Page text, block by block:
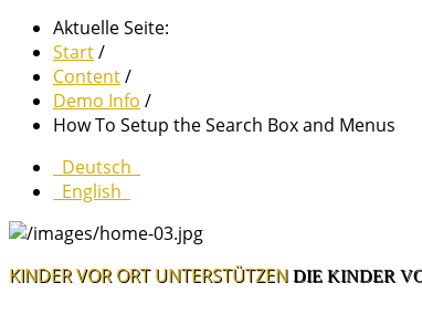
Aktuelle Seite:
Start/
Content/
Demo Info /
How To Setup the Search Box and Menus
Deutsch
English
KINDER VOR ORT UNTERSTÜTZEN DIE KINDER